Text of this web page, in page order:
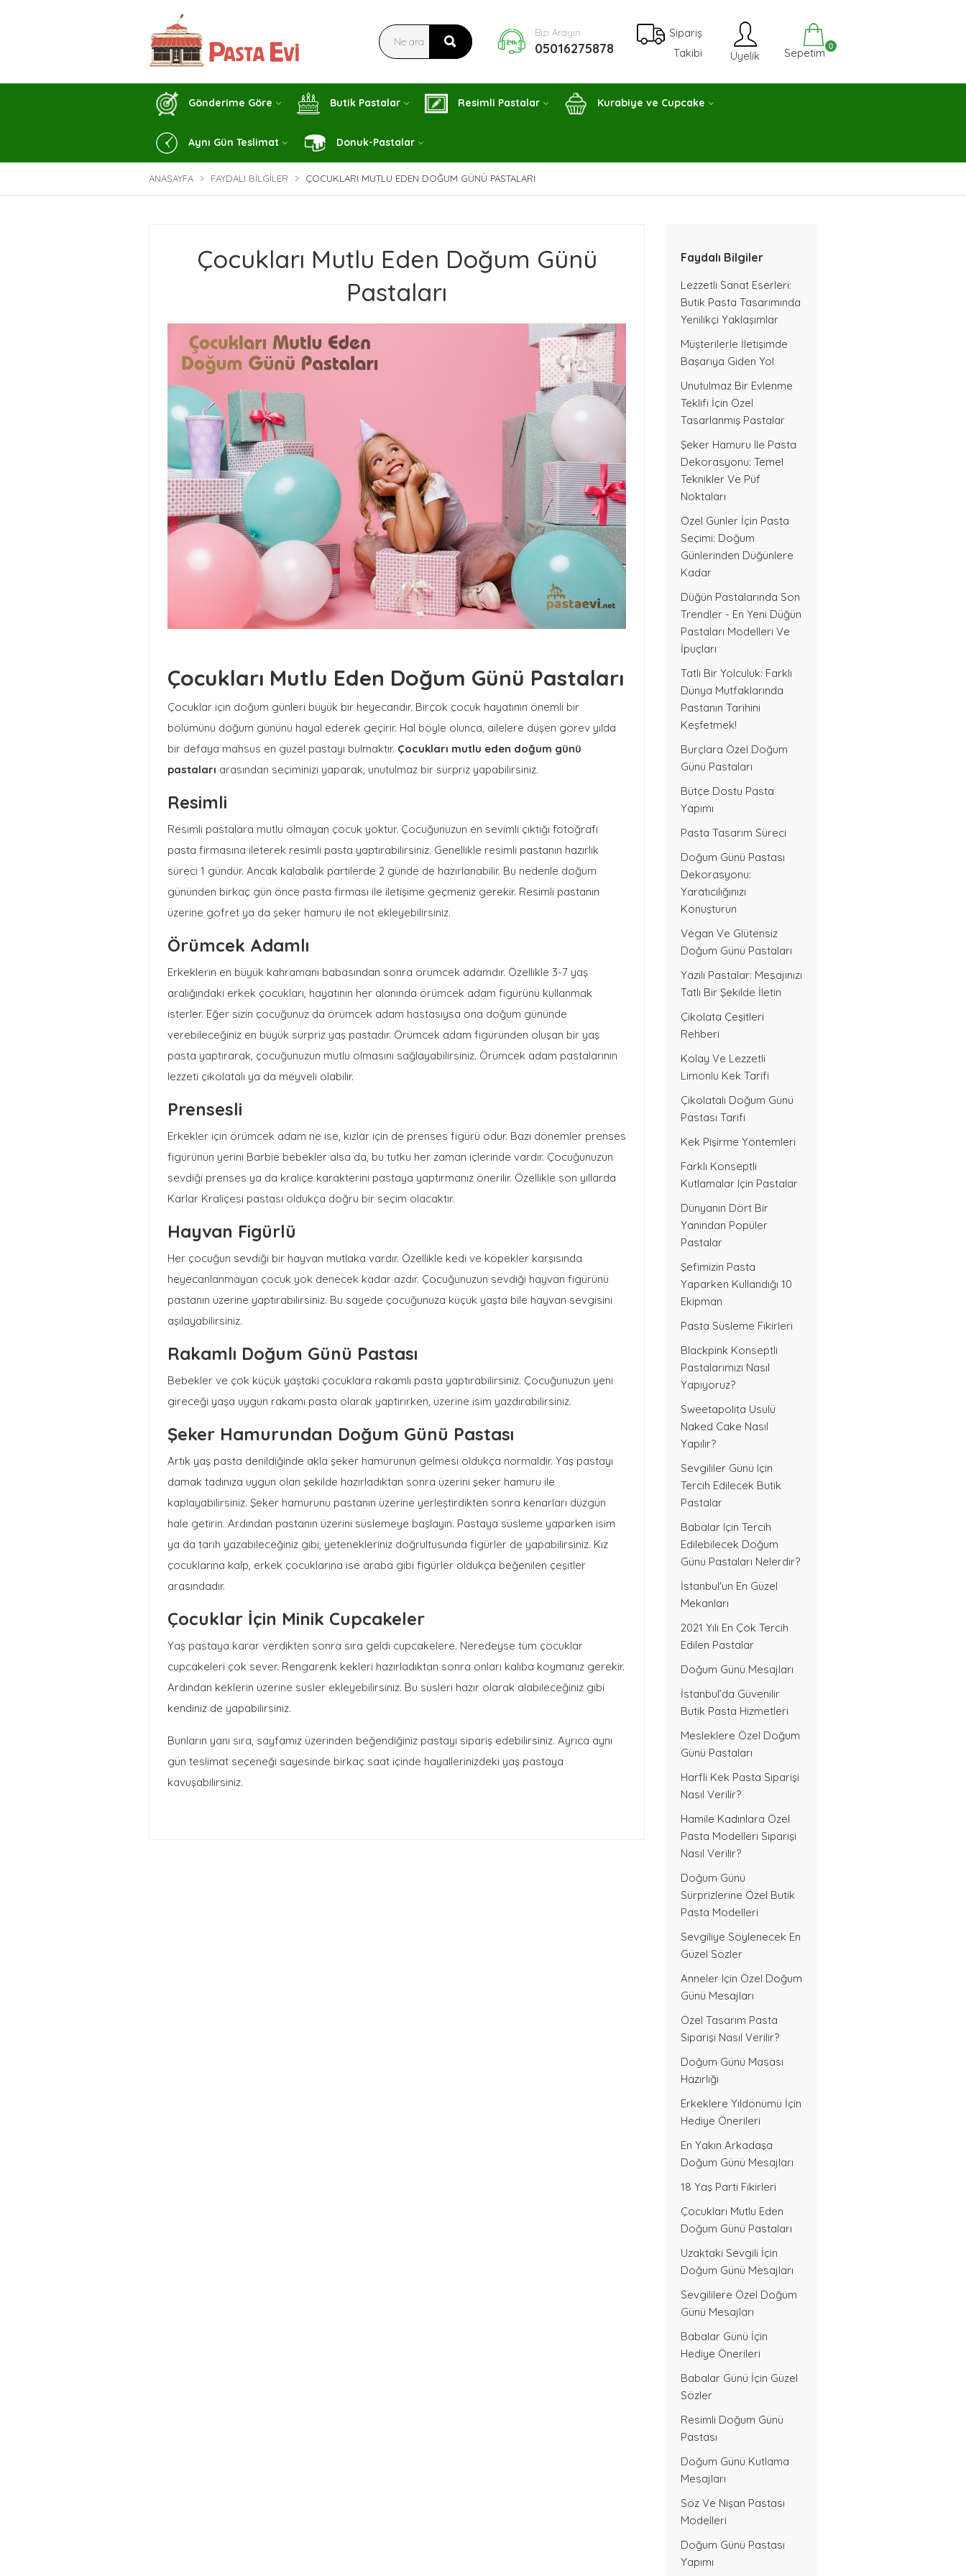
Sipariş
Takibi
Bizi Arayın
05016275878 Üyelik Sepetim 0
Gönderime Göre Butik Pastalar Resimli Pastalar Kurabiye ve Cupcake
Aynı Gün Teslimat Donuk-Pastalar
ANASAYFA FAYDALI BILGILER ÇOCUKLARI MUTLU EDEN DOĞUM GÜNÜ PASTALARI
Faydalı Bilgiler
Lezzetli Sanat Eserleri:
Butik Pasta Tasarımında
Yenilikçi Yaklaşımlar
Müşterilerle İletişimde
Başarıya Giden Yol
Unutulmaz Bir Evlenme
Teklifi İçin Özel
Tasarlanmış Pastalar
Şeker Hamuru Ile Pasta
Dekorasyonu: Temel
Teknikler Ve Püf
Noktaları
Özel Günler İçin Pasta
Seçimi: Doğum
Günlerinden Düğünlere
Kadar
Düğün Pastalarında Son
Trendler - En Yeni Düğün
Pastaları Modelleri Ve
İpuçları
Tatlı Bir Yolculuk: Farklı
Dünya Mutfaklarında
Pastanın Tarihini
Keşfetmek!
Burçlara Özel Doğum
Günü Pastaları
Bütçe Dostu Pasta
Yapımı
Pasta Tasarım Süreci
Doğum Günü Pastası
Dekorasyonu:
Yaratıcılığınızı
Konuşturun
Vegan Ve Glütensiz
Doğum Günü Pastaları
Yazılı Pastalar: Mesajınızı
Tatlı Bir Şekilde İletin
Çikolata Çeşitleri
Rehberi
Kolay Ve Lezzetli
Limonlu Kek Tarifi
Çikolatalı Doğum Günü
Pastası Tarifi
Kek Pişirme Yöntemleri
Farklı Konseptli
Kutlamalar Için Pastalar
Dünyanın Dört Bir
Yanından Popüler
Pastalar
Şefimizin Pasta
Yaparken Kullandığı 10
Ekipman
Pasta Süsleme Fikirleri
Blackpink Konseptli
Pastalarımızı Nasıl
Yapıyoruz?
Sweetapolita Usulü
Naked Cake Nasıl
Yapılır?
Sevgililer Günü Için
Tercih Edilecek Butik
Pastalar
Babalar Için Tercih
Edilebilecek Doğum
Günü Pastaları Nelerdir?
İstanbul'un En Güzel
Mekanları
2021 Yılı En Çok Tercih
Edilen Pastalar
Doğum Günü Mesajları
İstanbul’da Güvenilir
Butik Pasta Hizmetleri
Mesleklere Özel Doğum
Günü Pastaları
Harfli Kek Pasta Siparişi
Nasıl Verilir?
Hamile Kadınlara Özel
Pasta Modelleri Siparişi
Nasıl Verilir?
Doğum Günü
Sürprizlerine Özel Butik
Pasta Modelleri
Sevgiliye Söylenecek En
Güzel Sözler
Anneler Için Özel Doğum
Günü Mesajları
Özel Tasarım Pasta
Siparişi Nasıl Verilir?
Doğum Günü Masası
Hazırlığı
Erkeklere Yıldönümü İçin
Hediye Önerileri
En Yakın Arkadaşa
Doğum Günü Mesajları
18 Yaş Parti Fikirleri
Çocukları Mutlu Eden
Doğum Günü Pastaları
Uzaktaki Sevgili İçin
Doğum Günü Mesajları
Sevgililere Özel Doğum
Günü Mesajları
Babalar Günü İçin
Hediye Önerileri
Babalar Günü İçin Güzel
Sözler
Resimli Doğum Günü
Pastası
Doğum Günü Kutlama
Mesajları
Söz Ve Nişan Pastası
Modelleri
Doğum Günü Pastası
Yapımı
Çocukları Mutlu Eden Doğum Günü
Pastaları
Çocukları Mutlu Eden Doğum Günü Pastaları
Çocuklar için doğum günleri büyük bir heyecandır. Birçok çocuk hayatının önemli bir
bölümünü doğum gününü hayal ederek geçirir. Hal böyle olunca, ailelere düşen görev yılda
bir defaya mahsus en güzel pastayı bulmaktır. Çocukları mutlu eden doğum günü
pastaları arasından seçiminizi yaparak, unutulmaz bir sürpriz yapabilirsiniz.
Resimli
Resimli pastalara mutlu olmayan çocuk yoktur. Çocuğunuzun en sevimli çıktığı fotoğrafı
pasta firmasına ileterek resimli pasta yaptırabilirsiniz. Genellikle resimli pastanın hazırlık
süreci 1 gündür. Ancak kalabalık partilerde 2 günde de hazırlanabilir. Bu nedenle doğum
gününden birkaç gün önce pasta firması ile iletişime geçmeniz gerekir. Resimli pastanın
üzerine gofret ya da şeker hamuru ile not ekleyebilirsiniz.
Örümcek Adamlı
Erkeklerin en büyük kahramanı babasından sonra örümcek adamdır. Özellikle 3-7 yaş
aralığındaki erkek çocukları, hayatının her alanında örümcek adam figürünü kullanmak
isterler. Eğer sizin çocuğunuz da örümcek adam hastasıysa ona doğum gününde
verebileceğiniz en büyük sürpriz yaş pastadır. Örümcek adam figüründen oluşan bir yaş
pasta yaptırarak, çocuğunuzun mutlu olmasını sağlayabilirsiniz. Örümcek adam pastalarının
lezzeti çikolatalı ya da meyveli olabilir.
Prensesli
Erkekler için örümcek adam ne ise, kızlar için de prenses figürü odur. Bazı dönemler prenses
figürünün yerini Barbie bebekler alsa da, bu tutku her zaman içlerinde vardır. Çocuğunuzun
sevdiği prenses ya da kraliçe karakterini pastaya yaptırmanız önerilir. Özellikle son yıllarda
Karlar Kraliçesi pastası oldukça doğru bir seçim olacaktır.
Hayvan Figürlü
Her çocuğun sevdiği bir hayvan mutlaka vardır. Özellikle kedi ve köpekler karşısında
heyecanlanmayan çocuk yok denecek kadar azdır. Çocuğunuzun sevdiği hayvan figürünü
pastanın üzerine yaptırabilirsiniz. Bu sayede çocuğunuza küçük yaşta bile hayvan sevgisini
aşılayabilirsiniz.
Rakamlı Doğum Günü Pastası
Bebekler ve çok küçük yaştaki çocuklara rakamlı pasta yaptırabilirsiniz. Çocuğunuzun yeni
gireceği yaşa uygun rakamı pasta olarak yaptırırken, üzerine isim yazdırabilirsiniz.
Şeker Hamurundan Doğum Günü Pastası
Artık yaş pasta denildiğinde akla şeker hamurunun gelmesi oldukça normaldir. Yaş pastayı
damak tadınıza uygun olan şekilde hazırladıktan sonra üzerini şeker hamuru ile
kaplayabilirsiniz. Şeker hamurunu pastanın üzerine yerleştirdikten sonra kenarları düzgün
hale getirin. Ardından pastanın üzerini süslemeye başlayın. Pastaya süsleme yaparken isim
ya da tarih yazabileceğiniz gibi, yetenekleriniz doğrultusunda figürler de yapabilirsiniz. Kız
çocuklarına kalp, erkek çocuklarına ise araba gibi figürler oldukça beğenilen çeşitler
arasındadır.
Çocuklar İçin Minik Cupcakeler
Yaş pastaya karar verdikten sonra sıra geldi cupcakelere. Neredeyse tüm çocuklar
cupcakeleri çok sever. Rengarenk kekleri hazırladıktan sonra onları kalıba koymanız gerekir.
Ardından keklerin üzerine süsler ekleyebilirsiniz. Bu süsleri hazır olarak alabileceğiniz gibi
kendiniz de yapabilirsiniz.
Bunların yanı sıra, sayfamız üzerinden beğendiğiniz pastayı sipariş edebilirsiniz. Ayrıca aynı
gün teslimat seçeneği sayesinde birkaç saat içinde hayallerinizdeki yaş pastaya
kavuşabilirsiniz.